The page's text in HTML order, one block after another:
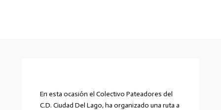
En esta ocasión el Colectivo Pateadores del
C.D. Ciudad Del Lago, ha organizado una ruta a